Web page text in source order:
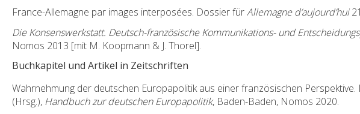
France-Allemagne par images interposées. Dossier fürAllemagne d’aujourd’hui
Die Konsenswerkstatt. Deutsch-französische Kommunikations- und
Nomos 2013 [mit M. Koopmann & J. Thorel].
Buchkapitel und Artikel in Zeitschriften
Wahrnehmung der deutschen Europapolitik aus einer französischen
(Hrsg.), Handbuch zur deutschen Europapolitik, Baden-Baden, Nomos 2020.